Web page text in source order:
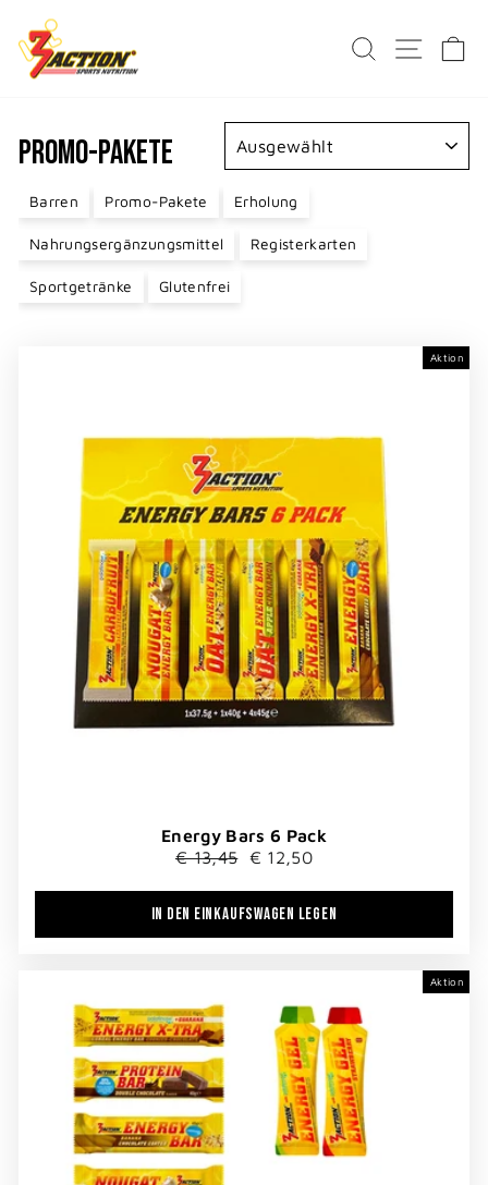
zum
Inhalt
SUCHE
PROMO-PAKETE
Barren Promo-Pakete Erholung
Nahrungsergänzungsmittel Registerkarten
Sportgetränke Glutenfrei
Aktion
Energy Bars 6 Pack
Normaler
€ 13,45 Sonderpreis
€ 12,50
IN DEN EINKAUFSWAGEN LEGEN
Aktion